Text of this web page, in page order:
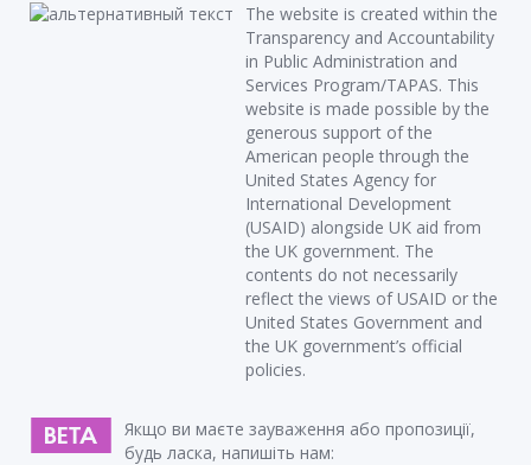
The website is created within the
Transparency and Accountability
in Public Administration and
Services Program/TAPAS. This
website is made possible by the
generous support of the
American people through the
United States Agency for
International Development
(USAID) alongside UK aid from
the UK government. The
contents do not necessarily
reflect the views of USAID or the
United States Government and
the UK government’s official
policies.
Якщо ви маєте зауваження або пропозиції,
будь ласка, напишіть нам: